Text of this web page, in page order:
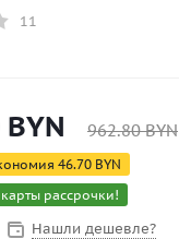
11
BYN 962.80BYN
46.70 BYN
рассрочки!
Нашли дешевле?